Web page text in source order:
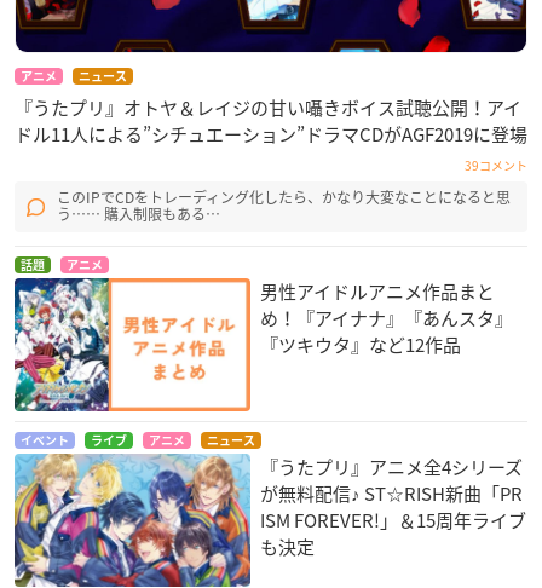
アニメ ニュース
『うたプリ』オトヤ＆レイジの甘い囁きボイス試聴公開！アイ
ドル11人による”シチュエーション”ドラマCDがAGF2019に登場
39コメント
このIPでCDをトレーディング化したら、かなり大変なことになると思
う…… 購入制限もある…
話題 アニメ
男性アイドルアニメ作品まと
め！『アイナナ』『あんスタ』
『ツキウタ』など12作品
イベント ライブ アニメ ニュース
『うたプリ』アニメ全4シリーズ
が無料配信♪ ST☆RISH新曲「PR
ISM FOREVER!」＆15周年ライブ
も決定